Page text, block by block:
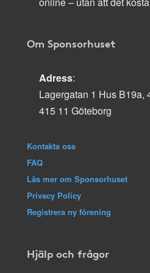
Om Sponsorhuset
Adress:
Lagergatan 1 Hus B19a,
415 11 Göteborg
Kontakta oss
FAQ
Läs mer om Sponsorhuset
Privacy Policy
Registrera ny förening
Hjälp och frågor